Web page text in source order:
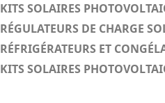
KITS SOLAIRES
RÉGULATEURS DE CHARGE
RÉFRIGÉRATEURS ET
KITS SOLAIRES